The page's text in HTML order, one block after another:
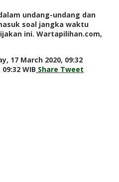
undang-undang dan
soal jangka waktu
ini. Wartapilihan.com,
17 March 2020, 09:32
WIB by
Share Tweet